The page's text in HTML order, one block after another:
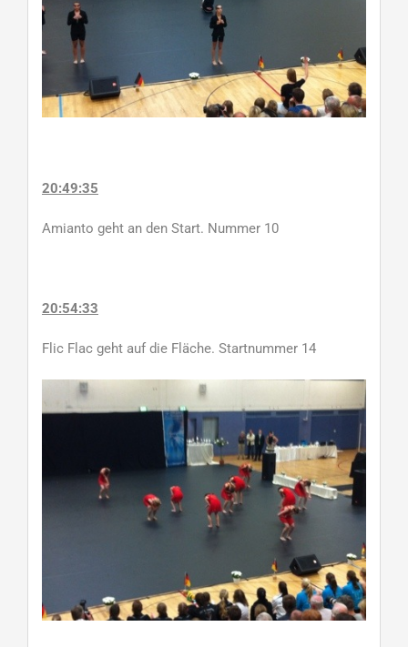
20:49:35
Amianto geht an den Start. Nummer 10
20:54:33
Flic Flac geht auf die Fläche. Startnummer 14